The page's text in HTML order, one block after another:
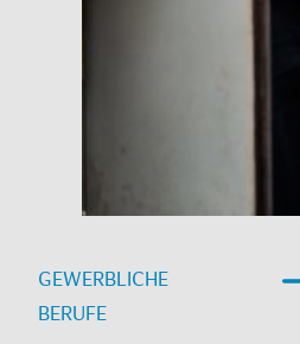
GE­WERB­LI­CHE
BE­RU­FE